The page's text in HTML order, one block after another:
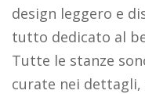
design leggero e
tutto dedicato al
Tutte le stanze
curate nei